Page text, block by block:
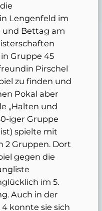
Lengenfeld im
und Bettag am
Gruppe 45
Pirschel
zu finden und
Pokal aber
„Halten und
iger Gruppe
spielte mit
2 Gruppen. Dort
gegen die
im 5.
Auch in der
konnte sie sich